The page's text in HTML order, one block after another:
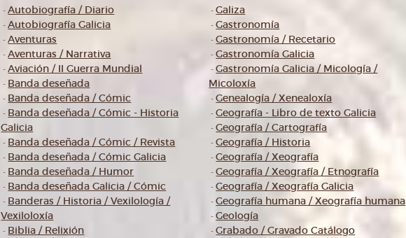
-Autobiografía / Diario
-Autobiografía Galicia
-Aventuras
-Aventuras / Narrativa
-Aviación / II Guerra Mundial
- Banda deseñada
- Banda deseñada / Cómic
- Banda deseñada / Cómic - Historia
Galicia
- Banda deseñada / Cómic / Revista
- Banda deseñada / Cómic Galicia
- Banda deseñada / Humor
- Banda deseñada Galicia / Cómic
- Banderas / Historia / Vexilología /
Vexiloloxía
- Biblia / Relixión
-Galiza
-Gastronomía
-Gastronomía / Recetario
-Gastronomía Galicia
-Gastronomía Galicia / Micología /
Micoloxía
-Genealogía / Xenealoxía
-Geografía - Libro de texto Galicia
-Geografía / Cartografía
-Geografía / Historia
-Geografía / Xeografía
-Geografía / Xeografía / Etnografía
-Geografía / Xeografía Galicia
-Geografía humana / Xeografía humana
-Geología
-Grabado / Gravado Catálogo